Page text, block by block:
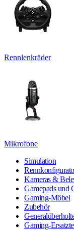
Rennlenkräder
Mikrofone
Simulation
Kameras &
Gamepads und
Gaming-Möbel
Zubehör
Gaming-